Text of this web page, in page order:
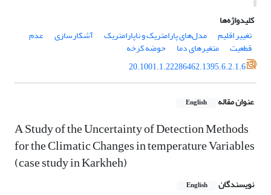
کلیدواژه‌ها
تغییر اقلیم
مدل‌های پارامتریک و ناپارامتریک آشکار‌سازی عدم
قطعیت متغیرهای دما
حوضه کرخه
20.1001.1.22286462.1395.6.2.1.6
عنوان مقاله English
A Study of the Uncertainty of Detection Methods
for the Climatic Changes in temperature Variables
(case study in Karkheh)
نویسندگان English